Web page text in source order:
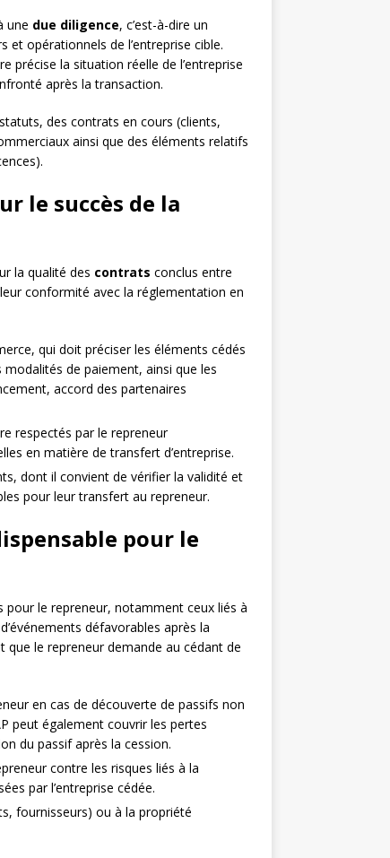
une due diligence, c’est-à-dire un
opérationnels de l’entreprise cible.
précise la situation réelle de l’entreprise
après la transaction.
des contrats en cours (clients,
ainsi que des éléments relatifs
le succès de la
la qualité des contrats conclus entre
conformité avec la réglementation en
qui doit préciser les éléments cédés
de paiement, ainsi que les
accord des partenaires
respectés par le repreneur
en matière de transfert d’entreprise.
dont il convient de vérifier la validité et
pour leur transfert au repreneur.
pour le
pour le repreneur, notamment ceux liés à
défavorables après la
le repreneur demande au cédant de
en cas de découverte de passifs non
peut également couvrir les pertes
du passif après la cession.
contre les risques liés à la
par l’entreprise cédée.
fournisseurs) ou à la propriété